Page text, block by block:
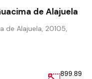
de Alajuela
de Alajuela, 20105,
899.89